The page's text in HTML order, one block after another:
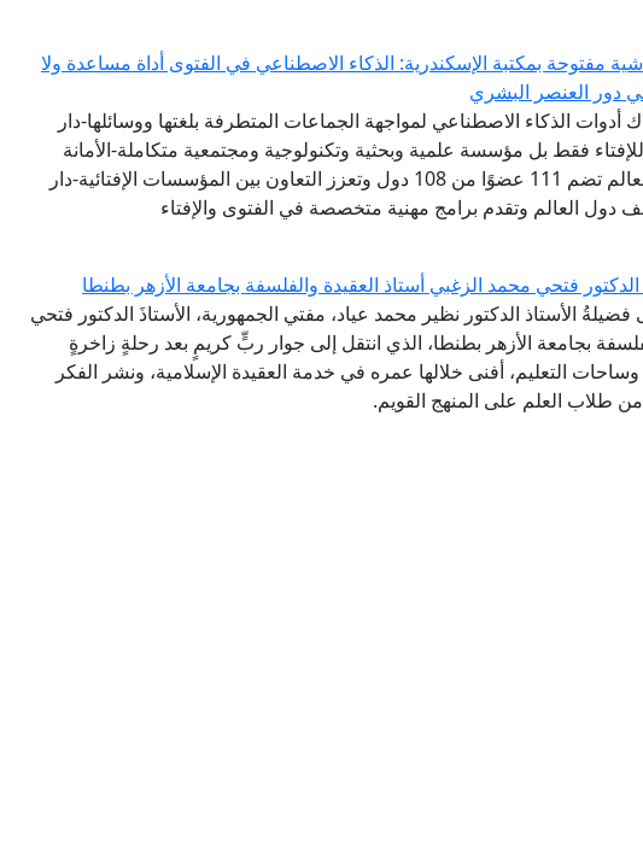
مفتوحة بمكتبة الإسكندرية: الذكاء الاصطناعي في الفتوى أداة مساعدة ولا
دور العنصر البشري
أدوات الذكاء الاصطناعي لمواجهة الجماعات المتطرفة بلغتها ووسائلها-دار
فقط بل مؤسسة علمية وبحثية وتكنولوجية ومجتمعية متكاملة-الأمانة
العامة لدور وهيئات الإفتاء في العالم تضم 111 عضوًا من 108 دول وتعزز التعاون بين المؤسسات الإفتائية-دار
دول العالم وتقدم برامج مهنية متخصصة في الفتوى والإفتاء
فتحي محمد الزغبي أستاذ العقيدة والفلسفة بجامعة الأزهر بطنطا
الأستاذ الدكتور نظير محمد عياد، مفتي الجمهورية، الأستاذَ الدكتور فتحي
بجامعة الأزهر بطنطا، الذي انتقل إلى جوار ربٍّ كريمٍ بعد رحلةٍ زاخرةٍ
التعليم، أفنى خلالها عمره في خدمة العقيدة الإسلامية، ونشر الفكر
طلاب العلم على المنهج القويم.